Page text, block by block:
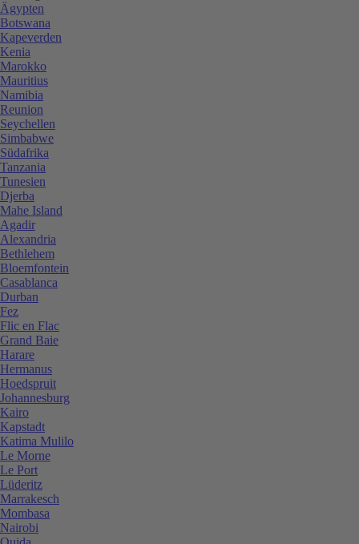
Ägypten
Botswana
Kapeverden
Kenia
Marokko
Mauritius
Namibia
Reunion
Seychellen
Simbabwe
Südafrika
Tanzania
Tunesien
Djerba
Mahe Island
Agadir
Alexandria
Bethlehem
Bloemfontein
Casablanca
Durban
Fez
Flic en Flac
Grand Baie
Harare
Hermanus
Hoedspruit
Johannesburg
Kairo
Kapstadt
Katima Mulilo
Le Morne
Le Port
Lüderitz
Marrakesch
Mombasa
Nairobi